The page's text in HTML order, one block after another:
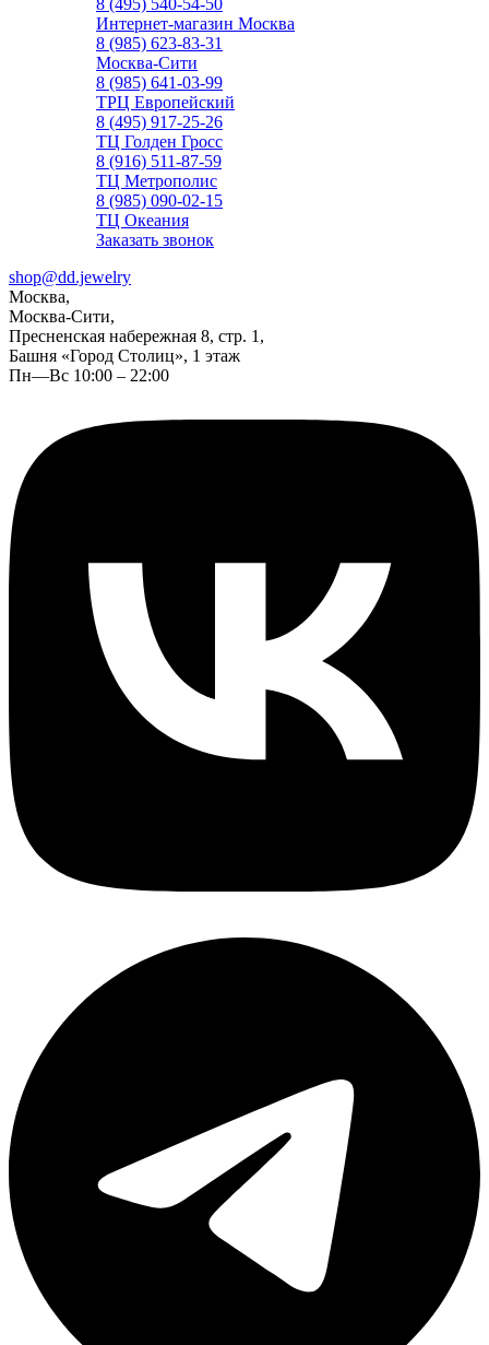
8 (495) 540-54-50
Интернет-магазин Москва
8 (985) 623-83-31
Москва-Сити
8 (985) 641-03-99
ТРЦ Европейский
8 (495) 917-25-26
ТЦ Голден Гросс
8 (916) 511-87-59
ТЦ Метрополис
8 (985) 090-02-15
ТЦ Океания
Заказать звонок
shop@dd.jewelry
Москва,
Москва-Сити,
Пресненская набережная 8, стр. 1,
Башня «Город Столиц», 1 этаж
Пн—Вс 10:00 – 22:00